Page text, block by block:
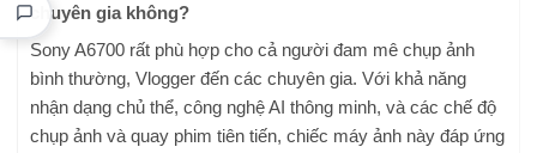
chuyên gia không?
Sony A6700 rất phù hợp cho cả người đam mê chụp ảnh
bình thường, Vlogger đến các chuyên gia. Với khả năng
nhận dạng chủ thể, công nghệ AI thông minh, và các chế độ
chụp ảnh và quay phim tiên tiến, chiếc máy ảnh này đáp ứng